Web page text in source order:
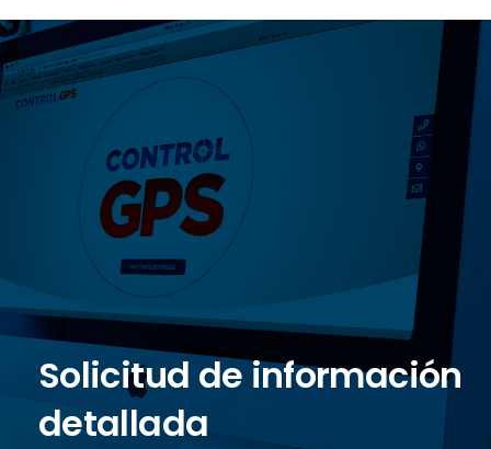
Solicitud de información
detallada